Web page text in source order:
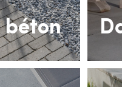
béton